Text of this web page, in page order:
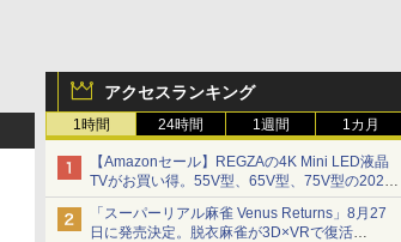
アクセスランキング
1時間 24時間 1週間 1カ月
【Amazonセール】REGZAの4K Mini LED液晶
TVがお買い得。55V型、65V型、75V型の2026
年モデルがラインナップ
「スーパーリアル麻雀 Venus Returns」8月27
日に発売決定。脱衣麻雀が3D×VRで復活